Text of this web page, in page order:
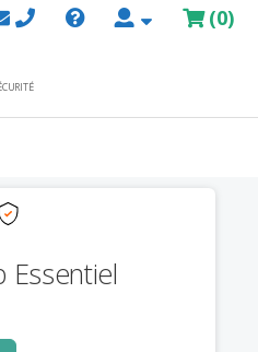
(0)
Essentiel